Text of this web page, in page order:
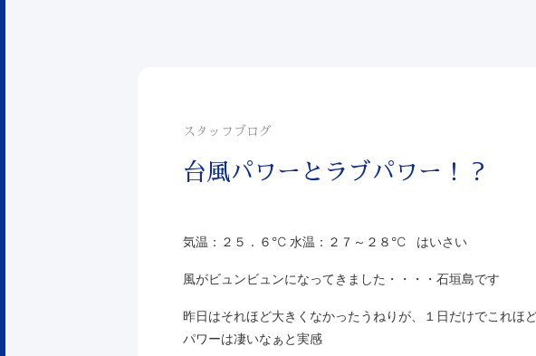
スタッフブログ
台風パワーとラブパワー！？
気温：２５．６℃ 水温：２７～２８℃ はいさい
風がビュンビュンになってきました・・・・石垣島です
昨日はそれほど大きくなかったうねりが、１日だけでこれほ
パワーは凄いなぁと実感